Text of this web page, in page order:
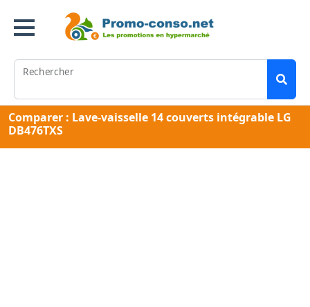
Rechercher
Comparer : Lave-vaisselle 14 couverts intégrable LG
DB476TXS